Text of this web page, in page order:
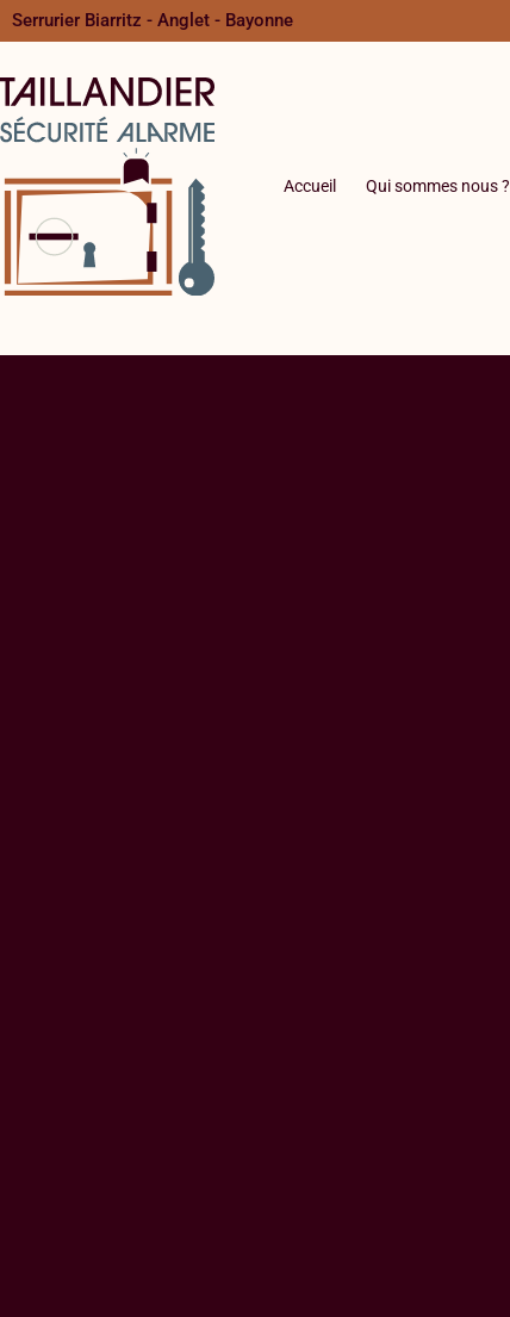
Serrurier Biarritz - Anglet - Bayonne
Accueil Qui sommes nous ?